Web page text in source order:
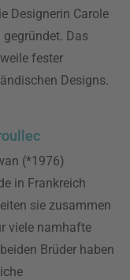
Designerin Carole
Das
fester
Designs.
(*1976)
in Frankreich
sie zusammen
viele namhafte
Brüder haben